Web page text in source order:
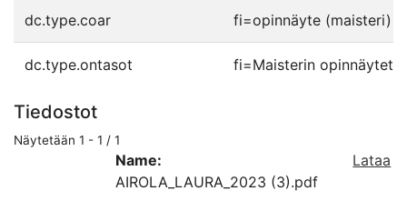
dc.type.coar fi=opinnäyte
dc.type.ontasot fi=Maisterin
Tiedostot
Näytetään 1 - 1 / 1
Name:
AIROLA_LAURA_2023 (3).pdf
Lataa